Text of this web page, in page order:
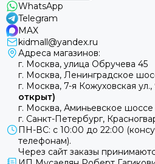
WhatsApp
Telegram
MAX
kidmall@yandex.ru
Адреса магазинов:
г. Москва, улица Обручева 45
г. Москва, Ленинградское
г. Москва, 7-я Кожуховская
открыт)
г. Москва, Аминьевское шоссе
г. Санкт-Петербург,
ПН-ВС: с 10:00 до 22:00
телефонам).
Через сайт заказы